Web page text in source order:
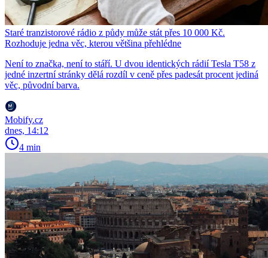
Staré tranzistorové rádio z půdy může stát přes 10 000 Kč.
Rozhoduje jedna věc, kterou většina přehlédne
Není to značka, není to stáří. U dvou identických rádií Tesla T58 z
jedné inzertní stránky dělá rozdíl v ceně přes padesát procent jediná
věc, původní barva.
Mobify.cz
dnes, 14:12
4 min